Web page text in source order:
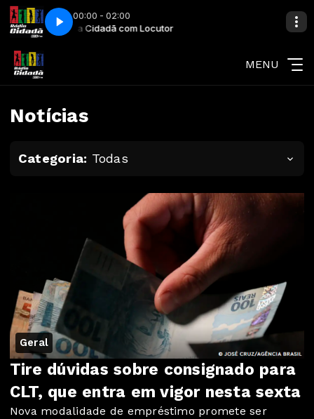
00:00 - 02:00
Madrugada Cidadã com Locutor Madrugada
MENU
Notícias
Categoria: Todas
Geral
Tire dúvidas sobre consignado para
CLT, que entra em vigor nesta sexta
Nova modalidade de empréstimo promete ser